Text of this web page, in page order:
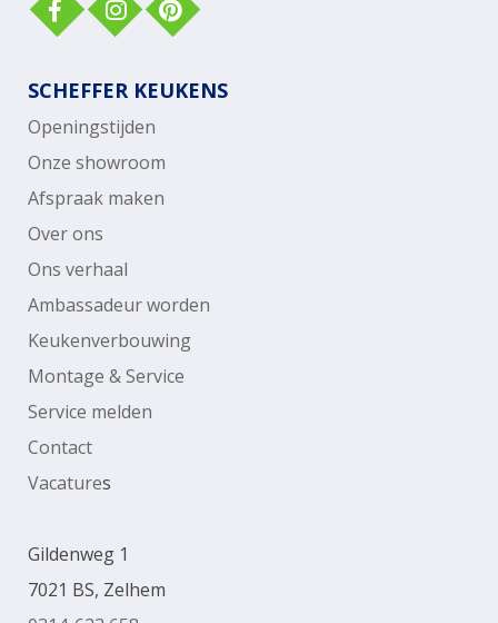
SCHEFFER KEUKENS
Openingstijden
Onze showroom
Afspraak maken
Over ons
Ons verhaal
Ambassadeur worden
Keukenverbouwing
Montage & Service
Service melden
Contact
Vacatures
Gildenweg 1
7021 BS, Zelhem